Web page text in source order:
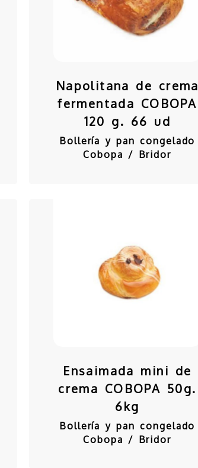
Napolitana de crema
fermentada COBOPA
120 g. 66 ud
Bollería y pan congelado
Cobopa / Bridor
Ensaimada mini de
crema COBOPA 50g.
6kg
Bollería y pan congelado
Cobopa / Bridor